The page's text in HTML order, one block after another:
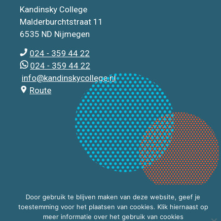
Kandinsky College
Malderburchtstraat 11
6535 ND Nijmegen
024 - 359 44 22
024 - 359 44 22
info@kandinskycollege.nl
Route
Door gebruik te blijven maken van deze website, geef je
toestemming voor het plaatsen van cookies. Klik hiernaast op
meer informatie over het gebruik van cookies